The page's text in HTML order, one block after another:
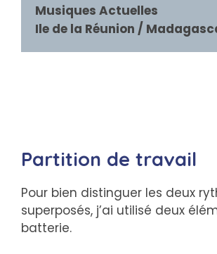
Musiques Actuelles
Ile de la Réunion /
Partition de travail
Pour bien distinguer les deux
superposés, j’ai utilisé deux
batterie.